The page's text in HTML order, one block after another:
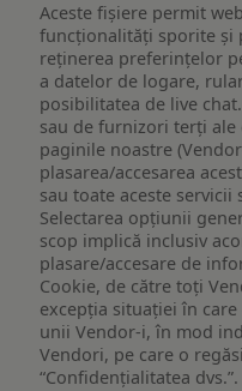
Aceste fișiere permit
funcționalități sporite și
reţinerea preferinţelor
a datelor de logare,
posibilitatea de live
sau de furnizori terți ale
paginile noastre
plasarea/accesarea
sau toate aceste
Selectarea opțiunii
scop implică inclusiv
plasare/accesare de
Cookie, de către toți
excepția situației în
unii Vendor-i, în mod
Vendori, pe care o
“Confidențialitatea dvs.”.